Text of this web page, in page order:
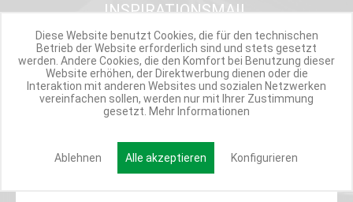
INSPIRATIONSMAIL
PRODUKTUPDATES
TOP INFORMIERT
ANGEBOTE
Verpasse nie wieder exklusive Newsletter-Rabatte und Aktionen
Diese Website benutzt Cookies, die für den technischen
Betrieb der Website erforderlich sind und stets gesetzt
werden. Andere Cookies, die den Komfort bei Benutzung dieser
Website erhöhen, der Direktwerbung dienen oder die
Interaktion mit anderen Websites und sozialen Netzwerken
vereinfachen sollen, werden nur mit Ihrer Zustimmung
gesetzt. Mehr Informationen
Ablehnen Alle akzeptieren Konfigurieren